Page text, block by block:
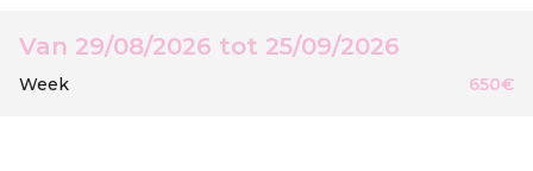
Van 29/08/2026 tot 25/09/2026
Week 650€